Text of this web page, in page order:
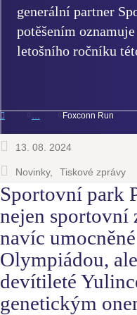
generální partner
potěšením
letošního ročníku
Foxconn Run
13. 08. 2024
Novinky Tiskové zprávy
Sportovní park
nejen sportovní
navíc
Olympiádou,
devítileté
genetickým